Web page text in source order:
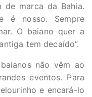
marca da Bahia.
é nosso. Sempre
O baiano quer a
tem decaído”.
não vêm ao
eventos. Para
e encará-lo